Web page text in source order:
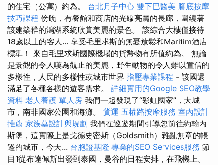
的住宅（公寓）約為。 台北月子中心 雙下巴醫美 腳底按摩
技巧課程 傍晚，有餐館和商店的光線亮麗的長廊，圍繞著
該建築群的潟湖系統欣賞美麗的景色。 該綜合大樓僅接待
18歲以上的客人... 享受毛里求斯的無憂放鬆和Maritim酒店
標準！ 來自毛里求斯國際機場的貨幣物有所值約為。 無論
是景觀的令人嘆為觀止的美麗，野生動物的令人難以置信的
多樣性，人民的多樣性或城市世界 指壓專業課程 - 該國還
滿足了各種各樣的遊客需求。 詳細實用的Google SEO教學
資料 老人養護 單人房 我們一起發現了“彩虹國家”，大城
市，南非國家公園和海灘。 貨運 五權路按摩服務 室內設計
推薦 家族墓設計與規劃 我們在巡遊期間引導您前往約翰內
斯堡，這實際上是戈德史密斯（Goldsmith）雜亂無章的帳
篷的城市，今天... 台胞證基隆 專業的SEO Services服務 節
目1從布達佩斯出發到泰國，曼谷的日程安排，在飛機上。